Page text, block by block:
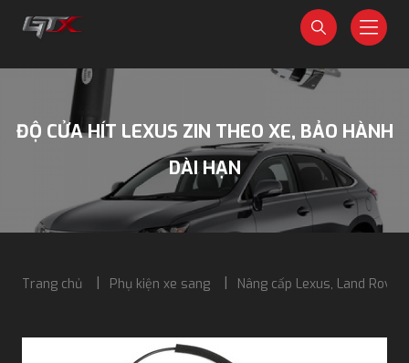
ĐỘ CỬA HÍT LEXUS ZIN THEO XE, BẢO HÀNH
DÀI HẠN
Trang chủ Phụ kiện xe sang Nâng cấp Lexus, Land Rover